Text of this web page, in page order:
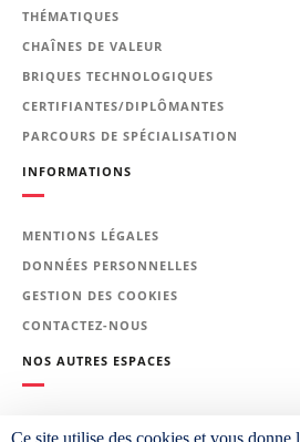
Prérequis
Des connaissances
soudage sont nécessaires.
Le programme de
formation
étapes de contrôle
classification,
THÉMATIQUES
CHAÎNES DE VALEUR
BRIQUES TECHNOLOGIQUES
CERTIFIANTES/DIPLÔMANTES
PARCOURS DE SPÉCIALISATION
INFORMATIONS
MENTIONS LÉGALES
DONNÉES PERSONNELLES
GESTION DES COOKIES
CONTACTEZ-NOUS
NOS AUTRES ESPACES
Ce site utilise des cookies et vous donne